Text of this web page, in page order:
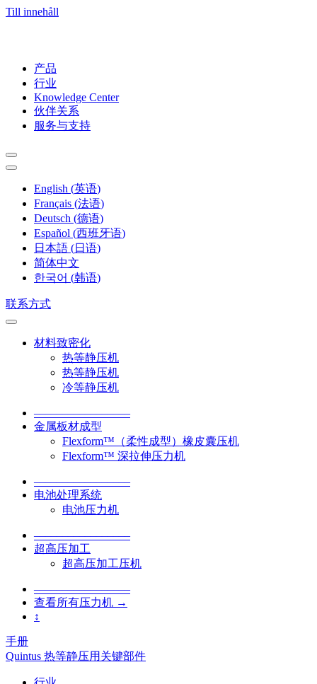
Till innehåll
产品
行业
Knowledge Center
伙伴关系
服务与支持
English (英语)
Français (法语)
Deutsch (德语)
Español (西班牙语)
日本語 (日语)
简体中文
한국어 (韩语)
联系方式
材料致密化
热等静压机
热等静压机
冷等静压机
–––––––––––––––––
金属板材成型
Flexform™（柔性成型）橡皮囊压机
Flexform™ 深拉伸压力机
–––––––––––––––––
电池处理系统
电池压力机
–––––––––––––––––
超高压加工
超高压加工压机
–––––––––––––––––
查看所有压力机 →
↕
手册
Quintus 热等静压用关键部件